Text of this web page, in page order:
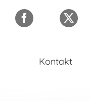
Kontakt